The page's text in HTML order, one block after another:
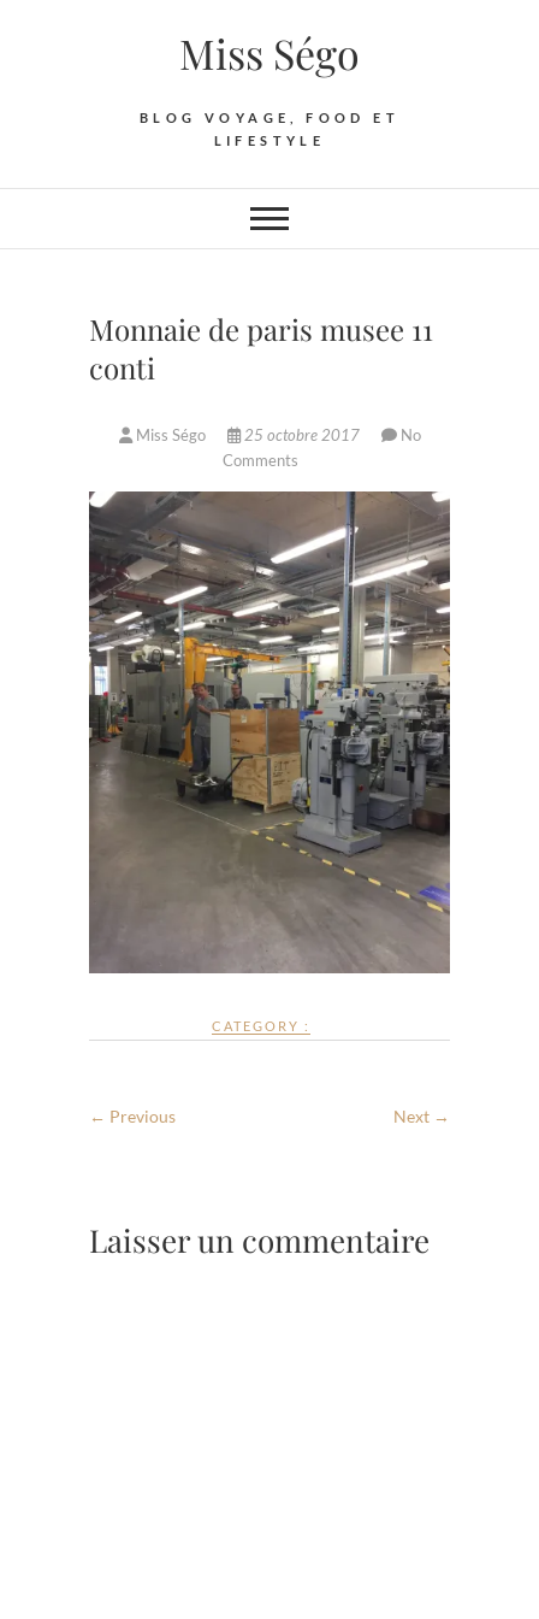
Miss Ségo
BLOG VOYAGE, FOOD ET
LIFESTYLE
Monnaie de paris musee 11
conti
Miss Ségo 25 octobre 2017
No
Comments
CATEGORY :
← Previous Next →
Laisser un commentaire